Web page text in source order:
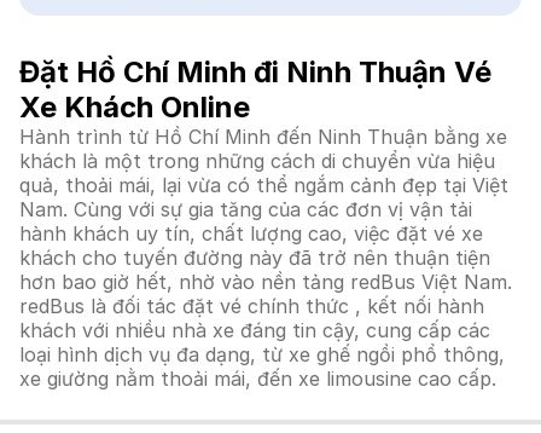
Đặt Hồ Chí Minh đi Ninh Thuận Vé
Xe Khách Online
Hành trình từ Hồ Chí Minh đến Ninh Thuận bằng xe
khách là một trong những cách di chuyển vừa hiệu
quả, thoải mái, lại vừa có thể ngắm cảnh đẹp tại Việt
Nam. Cùng với sự gia tăng của các đơn vị vận tải
hành khách uy tín, chất lượng cao, việc đặt vé xe
khách cho tuyến đường này đã trở nên thuận tiện
hơn bao giờ hết, nhờ vào nền tảng redBus Việt Nam.
redBus là đối tác đặt vé chính thức , kết nối hành
khách với nhiều nhà xe đáng tin cậy, cung cấp các
loại hình dịch vụ đa dạng, từ xe ghế ngồi phổ thông,
xe giường nằm thoải mái, đến xe limousine cao cấp.